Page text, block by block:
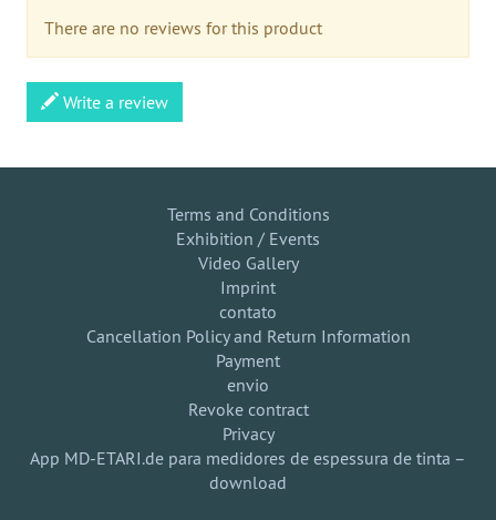
There are no reviews for this product
Write a review
Terms and Conditions
Exhibition / Events
Video Gallery
Imprint
contato
Cancellation Policy and Return Information
Payment
envio
Revoke contract
Privacy
App MD-ETARI.de para medidores de espessura de tinta –
download